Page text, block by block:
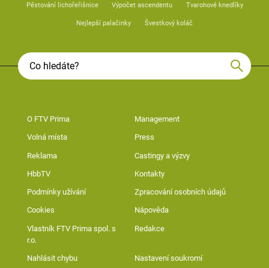
Pěstování lichořeřišnice Výpočet ascendentu Tvarohové knedlíky
Nejlepší palačinky Švestkový koláč
O FTV Prima Management
Volná místa Press
Reklama Castingy a výzvy
HbbTV Kontakty
Podmínky užívání Zpracování osobních údajů
Cookies Nápověda
Vlastník FTV Prima spol. s
r.o.
Redakce
Nahlásit chybu Nastavení soukromí